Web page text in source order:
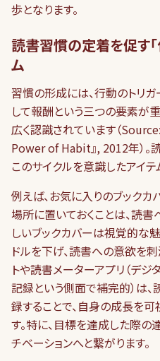
歩となります。
読書習慣の定着を促す
ム
習慣の形成には、行動のトリガ
して報酬という三つの要素が
広く認識されています（
Power of Habit』, 2012年）。
このサイクルを意識したアイ
例えば、お気に入りのブック
場所に置いておくことは、読書
しいブックカバーは視覚的な
ドルを下げ、読書への意欲を
トや読書メーターアプリ（デ
記録という側面で補完的）は
録することで、自身の成長を可
す。特に、目標を達成した際
チベーションへと繋がります。